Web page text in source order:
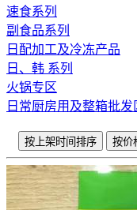
速食系列
副食品系列
日配加工及冷冻产品
日、韩 系列
火锅专区
日常厨房用及整箱批发
按上架时间排序 按价